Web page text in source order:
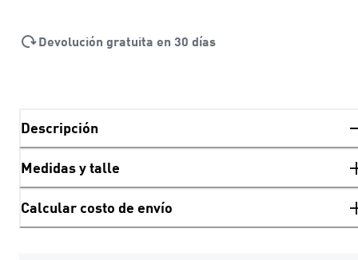
Devolución gratuita en 30 días
Descripción
Medidas y talle
Calcular costo de envío